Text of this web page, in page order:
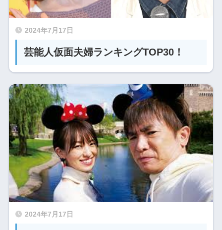
2024年7月17日
芸能人仮面夫婦ランキングTOP30！
2024年7月17日